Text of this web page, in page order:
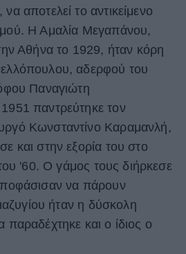
αποτελεί το αντικείμενο
Η Αμαλία Μεγαπάνου,
Αθήνα το 1929, ήταν κόρη
αδερφού του
Παναγιώτη
παντρεύτηκε τον
Κωνσταντίνο Καραμανλή,
και στην εξορία του στο
'60. Ο γάμος τους διήρκεσε
να πάρουν
ήταν η δύσκολη
και ο ίδιος ο